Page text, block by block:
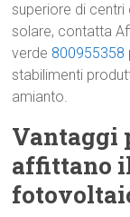
superiore di centri
solare, contatta
verde 800955358
stabilimenti
amianto.
Vantaggi
affittano